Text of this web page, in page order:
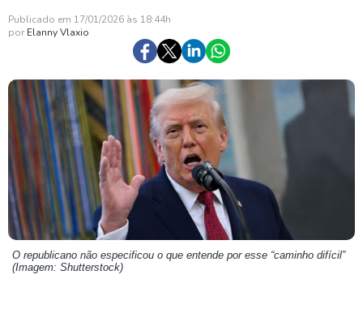
Publicado em 17/01/2026 às 18:44h
por Elanny Vlaxio
O republicano não especificou o que entende por esse “caminho difícil”
(Imagem: Shutterstock)